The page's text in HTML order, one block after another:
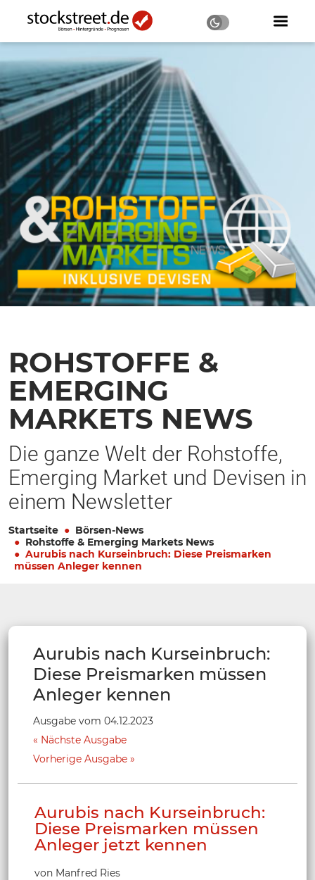
ROHSTOFFE &
EMERGING
MARKETS NEWS
Die ganze Welt der Rohstoffe,
Emerging Market und Devisen in
einem Newsletter
Startseite
Börsen-News
Rohstoffe & Emerging Markets News
Aurubis nach Kurseinbruch: Diese Preismarken
müssen Anleger kennen
Aurubis nach Kurseinbruch:
Diese Preismarken müssen
Anleger kennen
Ausgabe vom 04.12.2023
Nächste Ausgabe
Vorherige Ausgabe
Aurubis nach Kurseinbruch:
Diese Preismarken müssen
Anleger jetzt kennen
von Manfred Ries